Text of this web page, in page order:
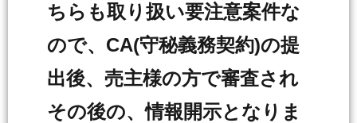
ちらも取り扱い要注意案件な
ので、CA(守秘義務契約)の提
出後、売主様の方で審査され
その後の、情報開示となりま